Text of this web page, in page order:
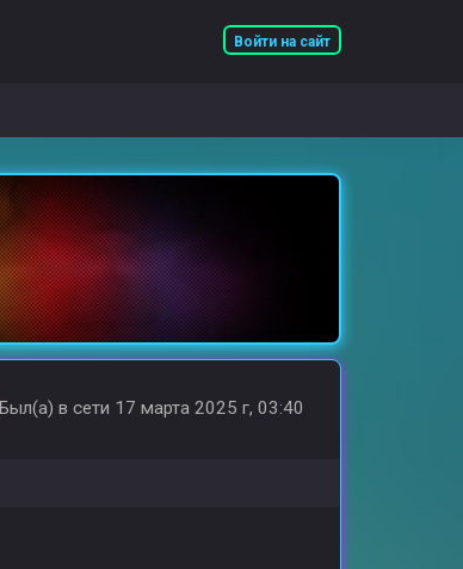
Войти на сайт
Был(а) в сети 17 марта 2025 г, 03:40